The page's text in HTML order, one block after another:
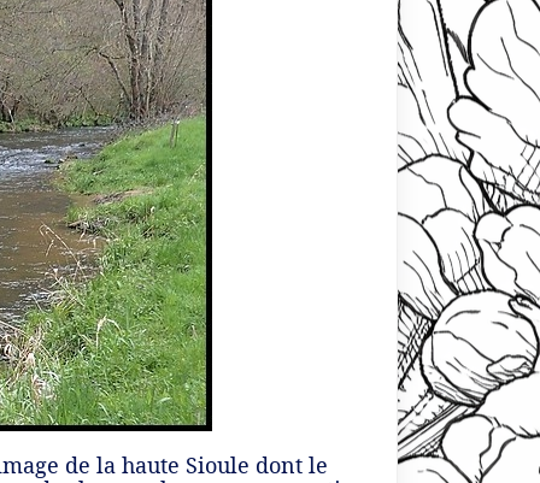
de la haute Sioule dont le